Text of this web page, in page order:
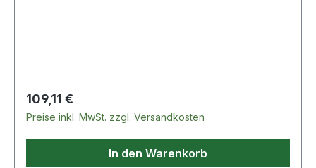
Genauigkeit 1,6 %
Regulärer Preis:
109,11 €
Preise inkl. MwSt. zzgl. Versandkosten
In den Warenkorb